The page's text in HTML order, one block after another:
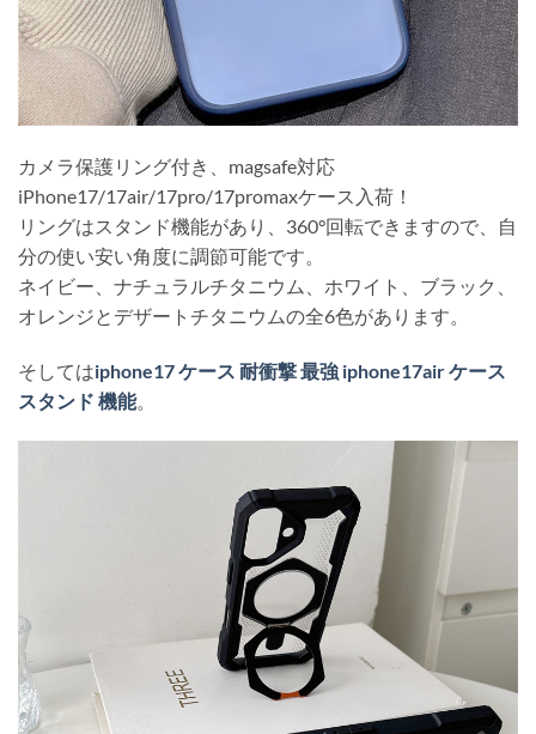
カメラ保護リング付き、magsafe対応
iPhone17/17air/17pro/17promaxケース入荷！
リングはスタンド機能があり、360°回転できますので、自
分の使い安い角度に調節可能です。
ネイビー、ナチュラルチタニウム、ホワイト、ブラック、
オレンジとデザートチタニウムの全6色があります。
そしてはiphone17 ケース 耐衝撃 最強 iphone17air ケース
スタンド 機能。